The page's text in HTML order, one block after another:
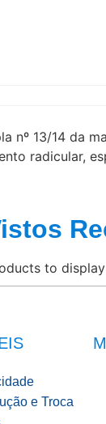
nº 13/14 da
radicular,
to display
e Troca